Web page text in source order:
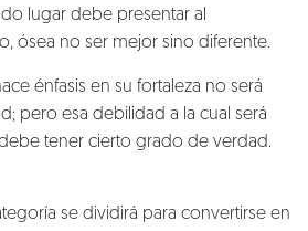
lugar debe presentar al
ósea no ser mejor sino diferente.
énfasis en su fortaleza no será
pero esa debilidad a la cual será
tener cierto grado de verdad.
se dividirá para convertirse en